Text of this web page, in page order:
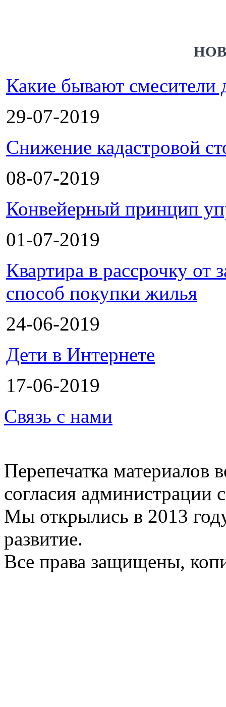
Какие бывают смесители
29-07-2019
Снижение кадастровой
08-07-2019
Конвейерный принцип
01-07-2019
Квартира в рассрочку
способ покупки жилья
24-06-2019
Дети в Интернете
17-06-2019
Связь с нами
Перепечатка материалов
согласия администрации
Мы открылись в 2013
развитие.
Все права защищены,